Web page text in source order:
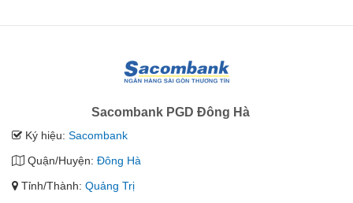
Sacombank PGD Đông Hà
Ký hiệu: Sacombank
Quận/Huyện: Đông Hà
Tỉnh/Thành: Quảng Trị